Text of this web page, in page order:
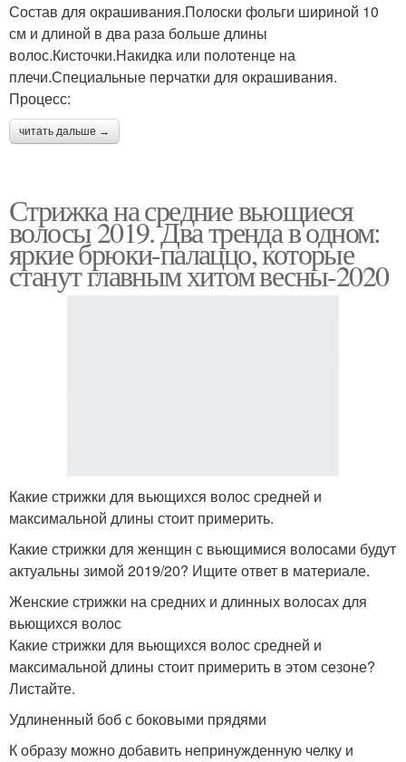
Состав для окрашивания.Полоски фольги шириной 10
см и длиной в два раза больше длины
волос.Кисточки.Накидка или полотенце на
плечи.Специальные перчатки для окрашивания.
Процесс:
читать дальше →
Стрижка на средние вьющиеся
волосы 2019. Два тренда в одном:
яркие брюки-палаццо, которые
станут главным хитом весны-2020
Какие стрижки для вьющихся волос средней и
максимальной длины стоит примерить.
Какие стрижки для женщин с вьющимися волосами будут
актуальны зимой 2019/20? Ищите ответ в материале.
Женские стрижки на средних и длинных волосах для
вьющихся волос
Какие стрижки для вьющихся волос средней и
максимальной длины стоит примерить в этом сезоне?
Листайте.
Удлиненный боб с боковыми прядями
К образу можно добавить непринужденную челку и